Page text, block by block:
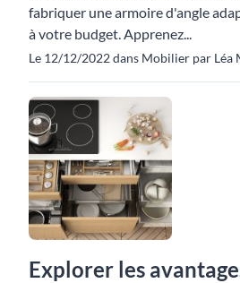
fabriquer une armoire d'angle
à votre budget. Apprenez...
Le 12/12/2022 dans Mobilier par Léa
Explorer les